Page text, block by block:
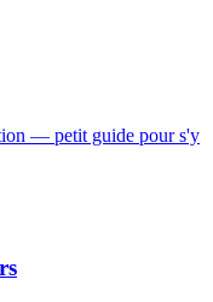
— petit guide pour s'y